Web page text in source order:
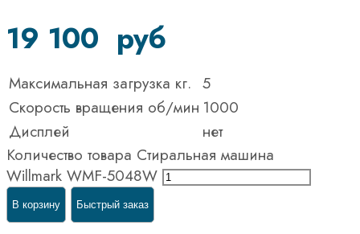
19 100 руб
Максимальная загрузка кг. 5
Скорость вращения об/мин 1000
Дисплей
нет
Количество товара Стиральная машина
Willmark WMF-5048W
В корзину Быстрый заказ